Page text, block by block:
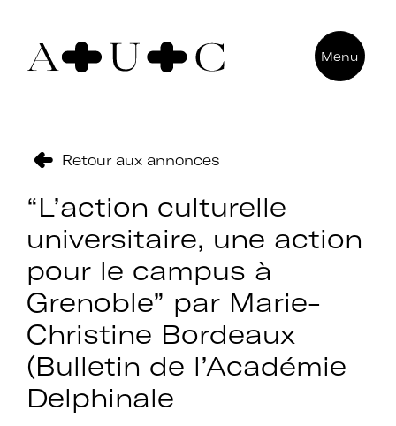
Pour nous contacter
92000 Nanterre
Menu
Retour aux annonces
“L’action culturelle
universitaire, une action
pour le campus à
Grenoble” par Marie-
Christine Bordeaux
(Bulletin de l’Académie
Delphinale